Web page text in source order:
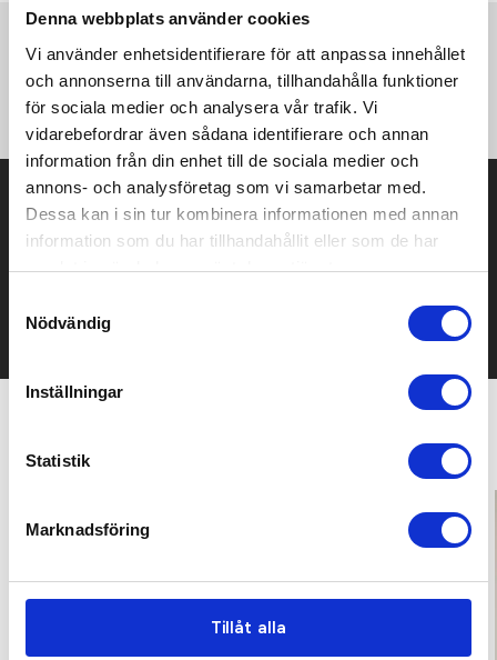
Denna webbplats använder cookies
Vi använder enhetsidentifierare för att anpassa innehållet
och annonserna till användarna, tillhandahålla funktioner
för sociala medier och analysera vår trafik. Vi
vidarebefordrar även sådana identifierare och annan
information från din enhet till de sociala medier och
annons- och analysföretag som vi samarbetar med.
Dessa kan i sin tur kombinera informationen med annan
information som du har tillhandahållit eller som de har
samlat in när du har använt deras tjänster.
Nödvändig
Inställningar
Statistik
Marknadsföring
Tillåt alla
ProduktinformationSpecifikationer PristabellRecensioner (954
Prisuppgift på mailen?
Kontakta oss här för att få förslag på produkt och pris över
Relaterade produkter